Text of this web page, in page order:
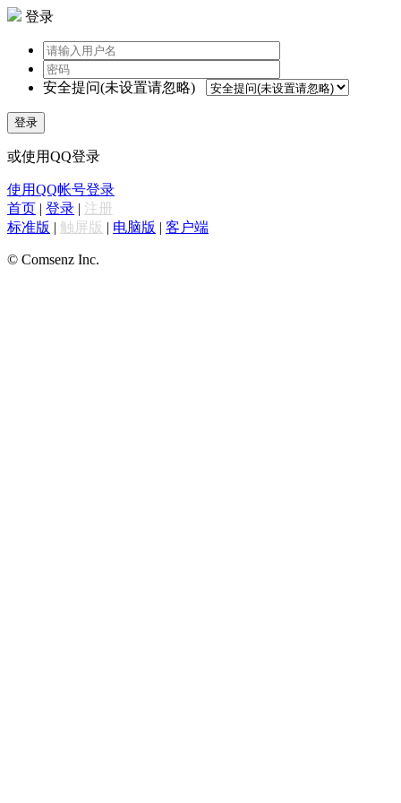
登录
安全提问(未设置请忽略)
登录
或使用QQ登录
使用QQ帐号登录
首页 | 登录 | 注册
标准版 | 触屏版 | 电脑版 | 客户端
© Comsenz Inc.